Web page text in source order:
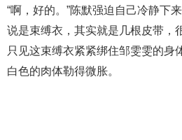
“啊，好的。”陈默强迫自己冷静下
说是束缚衣，其实就是几根皮带，
只见这束缚衣紧紧绑住邹雯雯的身
白色的肉体勒得微胀。